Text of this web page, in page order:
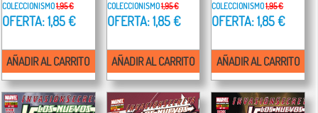
COLECCIONISMO1,95 €
OFERTA: 1,85 €
AÑADIR AL CARRITO
COLECCIONISMO1,95 €
OFERTA: 1,85 €
AÑADIR AL CARRITO
COLECCIONISMO1,95 €
OFERTA: 1,85 €
AÑADIR AL CARRITO